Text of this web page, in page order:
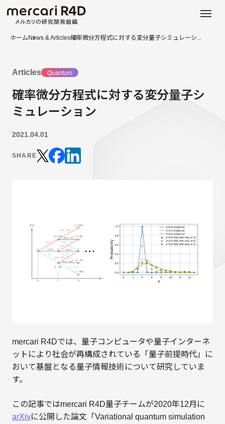
ホーム News & Articles確率微分方程式に対する変分量子シミュレーシ...
Articles Quantum
確率微分方程式に対する変分量子シ
ミュレーション
2021.04.01
SHARE
mercari R4Dでは、量子コンピュータや量子インターネ
ットにより社会が再構成されている「量子前提時代」に
おいて基盤となる量子情報技術について研究していま
す。
この記事ではmercari R4D量子チームが2020年12月に
arXivに公開した論文「Variational quantum simulation